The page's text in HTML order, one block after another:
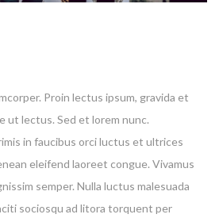
Proin lectus ipsum, gravida et
lectus. Sed et lorem nunc.
in faucibus orci luctus et ultrices
eleifend laoreet congue. Vivamus
semper. Nulla luctus malesuada
sociosqu ad litora torquent per